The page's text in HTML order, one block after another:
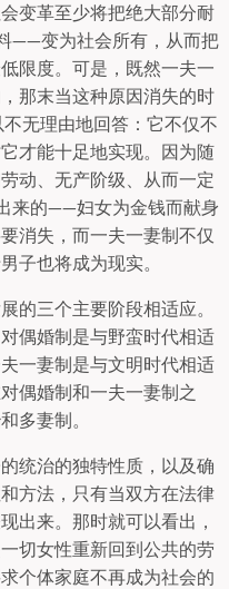
变革至少将把绝大部分耐
——变为社会所有，从而把
限度。可是，既然一夫一
那末当这种原因消失的时
无理由地回答：它不仅不
才能十足地实现。因为随
动、无产阶级、从而一定
来的——妇女为金钱而献身
消失，而一夫一妻制不仅
子也将成为现实。
的三个主要阶段相适应。
偶婚制是与野蛮时代相适
一妻制是与文明时代相适
偶婚制和一夫一妻制之
多妻制。
统治的独特性质，以及确
方法，只有当双方在法律
出来。那时就可以看出，
切女性重新回到公共的劳
个体家庭不再成为社会的